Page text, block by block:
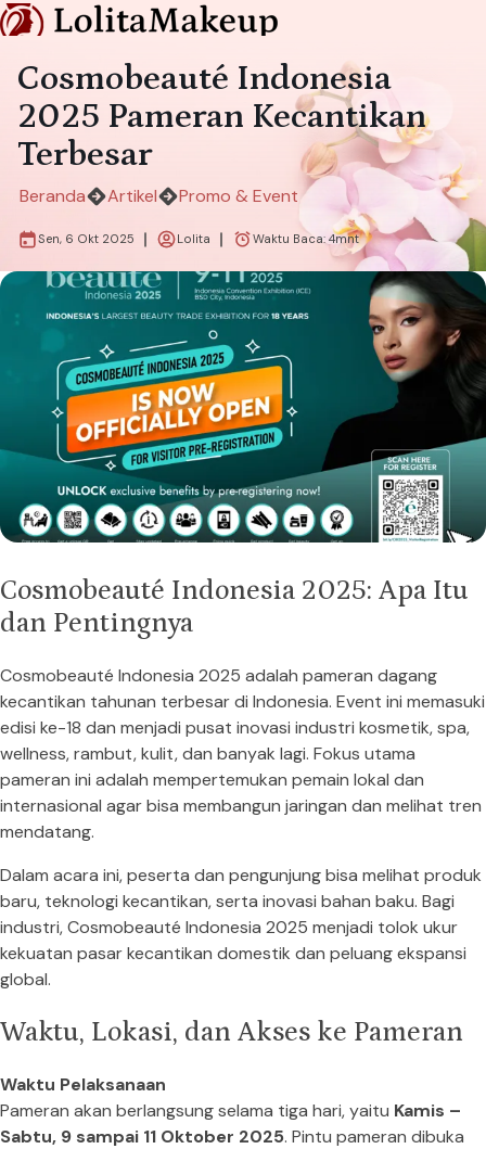
Cosmobeauté Indonesia
2025 Pameran Kecantikan
Terbesar
Beranda Artikel Promo & Event
Sen, 6 Okt 2025 Lolita Waktu Baca: 4mnt
Cosmobeauté Indonesia 2025: Apa Itu
dan Pentingnya
Cosmobeauté Indonesia 2025 adalah pameran dagang
kecantikan tahunan terbesar di Indonesia. Event ini memasuki
edisi ke-18 dan menjadi pusat inovasi industri kosmetik, spa,
wellness, rambut, kulit, dan banyak lagi. Fokus utama
pameran ini adalah mempertemukan pemain lokal dan
internasional agar bisa membangun jaringan dan melihat tren
mendatang.
Dalam acara ini, peserta dan pengunjung bisa melihat produk
baru, teknologi kecantikan, serta inovasi bahan baku. Bagi
industri, Cosmobeauté Indonesia 2025 menjadi tolok ukur
kekuatan pasar kecantikan domestik dan peluang ekspansi
global.
Waktu, Lokasi, dan Akses ke Pameran
Waktu Pelaksanaan
Pameran akan berlangsung selama tiga hari, yaitu Kamis –
Sabtu, 9 sampai 11 Oktober 2025. Pintu pameran dibuka